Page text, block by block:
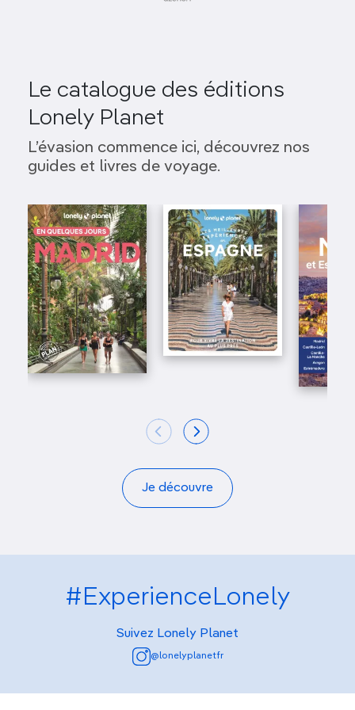
Le catalogue des éditions
Lonely Planet
L’évasion commence ici, découvrez nos
guides et livres de voyage.
Je découvre
#ExperienceLonely
Suivez Lonely Planet
@lonelyplanetfr